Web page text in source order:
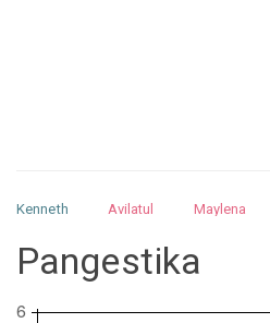
Kenneth Avilatul Maylena
Nurhilman
Pathin Muhalis
Pangestika